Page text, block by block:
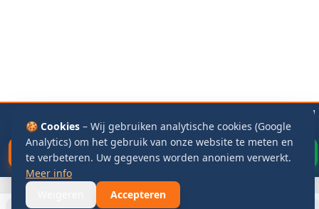
€125
€125
€115
Bel Direct WhatsApp
🍪 Cookies – Wij gebruiken analytische cookies (Google
Analytics) om het gebruik van onze website te meten en
te verbeteren. Uw gegevens worden anoniem verwerkt.
Meer info
Accepteren